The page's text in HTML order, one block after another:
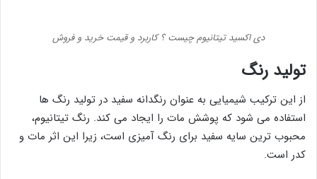
دی اکسید تیتانیوم چیست ؟ کاربرد و قیمت خرید و فروش
تولید رنگ
از این ترکیب شیمیایی به عنوان رنگدانه سفید در تولید رنگ ها
استفاده می شود که پوشش مات را ایجاد می کند. رنگ تیتانیوم،
محبوب ترین سایه سفید برای رنگ آمیزی است، زیرا این اثر مات و
کدر است.